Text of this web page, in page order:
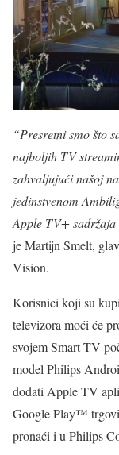
“Presretni smo što
najboljih TV
zahvaljujući našoj
jedinstvenom
Apple TV+ sadržaja
je Martijn Smelt,
Vision.
Korisnici koji su
televizora moći će
svojem Smart TV
model Philips
dodati Apple TV
Google Play™
pronaći i u Philips